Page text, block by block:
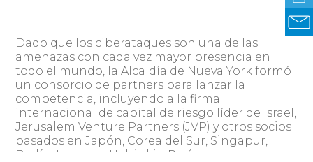
Dado que los ciberataques son una de las
amenazas con cada vez mayor presencia en
todo el mundo, la Alcaldía de Nueva York formó
un consorcio de partners para lanzar la
competencia, incluyendo a la firma
internacional de capital de riesgo líder de Israel,
Jerusalem Venture Partners (JVP) y otros socios
basados en Japón, Corea del Sur, Singapur,
Berlín, Londres, Helsinki y París.